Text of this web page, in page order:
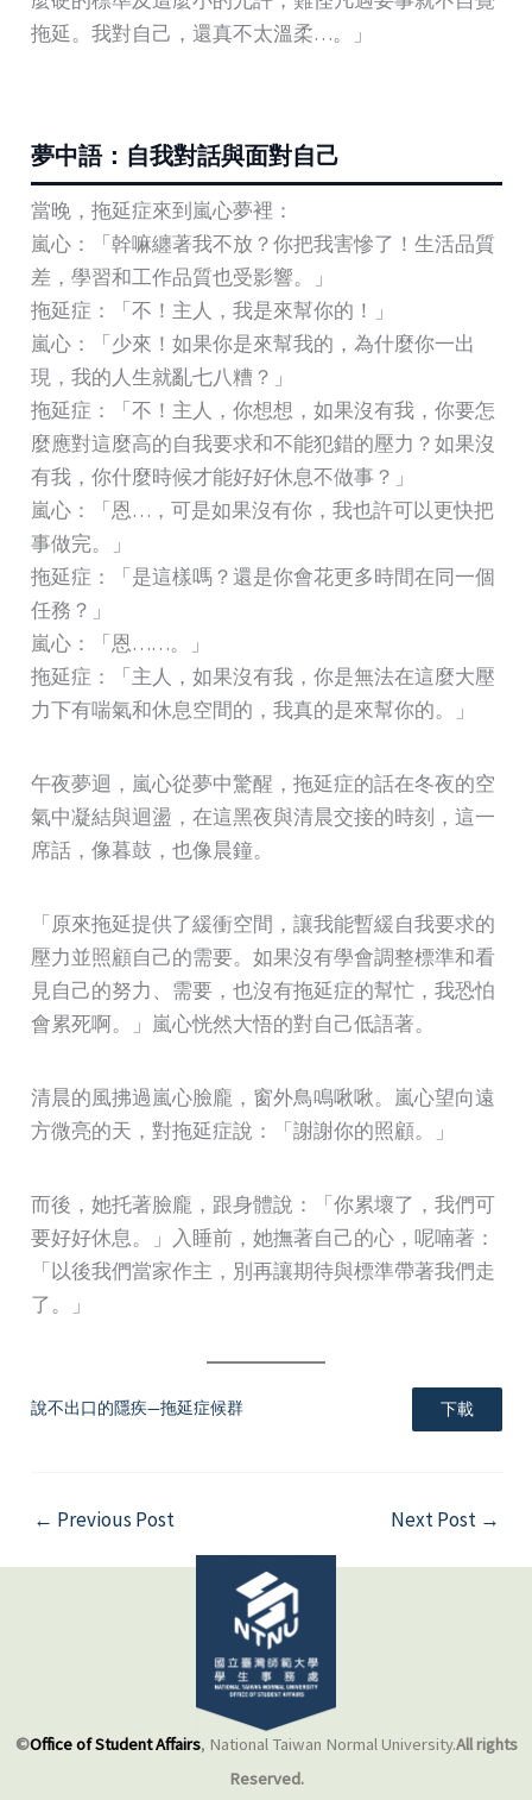
拖延。我對自己，還真不太溫柔…。」
夢中語：自我對話與面對自己
當晚，拖延症來到嵐心夢裡：
嵐心：「幹嘛纏著我不放？你把我害慘了！生活品質
差，學習和工作品質也受影響。」
拖延症：「不！主人，我是來幫你的！」
嵐心：「少來！如果你是來幫我的，為什麼你一出
現，我的人生就亂七八糟？」
拖延症：「不！主人，你想想，如果沒有我，你要怎
麼應對這麼高的自我要求和不能犯錯的壓力？如果沒
有我，你什麼時候才能好好休息不做事？」
嵐心：「恩…，可是如果沒有你，我也許可以更快把
事做完。」
拖延症：「是這樣嗎？還是你會花更多時間在同一個
任務？」
嵐心：「恩……。」
拖延症：「主人，如果沒有我，你是無法在這麼大壓
力下有喘氣和休息空間的，我真的是來幫你的。」
午夜夢迴，嵐心從夢中驚醒，拖延症的話在冬夜的空
氣中凝結與迴盪，在這黑夜與清晨交接的時刻，這一
席話，像暮鼓，也像晨鐘。
「原來拖延提供了緩衝空間，讓我能暫緩自我要求的
壓力並照顧自己的需要。如果沒有學會調整標準和看
見自己的努力、需要，也沒有拖延症的幫忙，我恐怕
會累死啊。」嵐心恍然大悟的對自己低語著。
清晨的風拂過嵐心臉龐，窗外鳥鳴啾啾。嵐心望向遠
方微亮的天，對拖延症說：「謝謝你的照顧。」
而後，她托著臉龐，跟身體說：「你累壞了，我們可
要好好休息。」入睡前，她撫著自己的心，呢喃著：
「以後我們當家作主，別再讓期待與標準帶著我們走
了。」
說不出口的隱疾—拖延症候群 下載
← Previous Post Next Post →
©Office of Student Affairs, National Taiwan Normal University.All rights
Reserved.